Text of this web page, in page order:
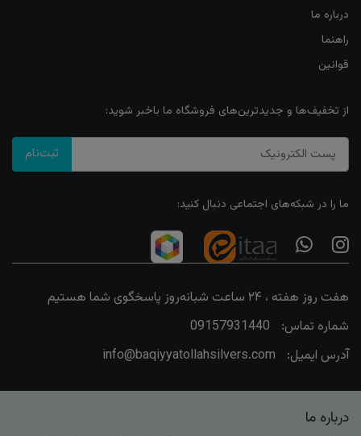
درباره ما
راهنما
قوانین
از تخفیف‌ها و جدیدترین‌های فروشگاه ما باخبر شوید:
ثبت‌نام
ما را در شبکه‌های اجتماعی دنبال کنید:
هفت روز هفته ، ۲۴ ساعت شبانه‌روز پاسخگوی شما هستیم
شماره تماس:
09157931440
آدرس ایمیل:
info@baqiyyatollahsilvers.com
درباره ما